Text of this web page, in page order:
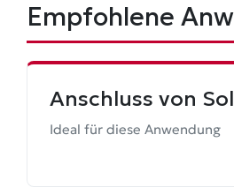
Empfohlene
Anschluss von
Ideal für diese Anwendung